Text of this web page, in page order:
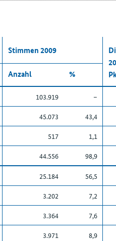
Stimmen 2009
Anzahl %
103.919 –
45.073 43,4
517 1,1
44.556 98,9
25.184 56,5
3.202 7,2
3.364 7,6
3.971 8,9